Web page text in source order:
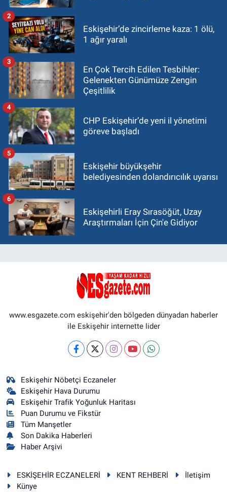
Eskişehir’de zincirleme kaza: 1 ölü,
1 ağır yaralı
2
En Çok Tercih Edilen Tesbihler:
Gelenekten Günümüze Zengin
Çeşitlilik
3
CHP Eskişehir’de yeni il yönetimi
göreve başladı
4
Eskişehir büyükşehir
belediyesinden dolandırıcılık uyarısı
5
Eskişehirli Eray Sırasöğüt, Uzay
Araştırmaları İçin Çin'e Gidiyor
6
www.esgazete.com eskişehir'den bölgeden dünyadan haberler
ile Eskişehir internette lider
Eskişehir Nöbetçi Eczaneler
Eskişehir Hava Durumu
Eskişehir Trafik Yoğunluk Haritası
Puan Durumu ve Fikstür
Tüm Manşetler
Son Dakika Haberleri
Haber Arşivi
ESKİŞEHİR ECZANELERİ KENT REHBERİ
İletişim
Künye